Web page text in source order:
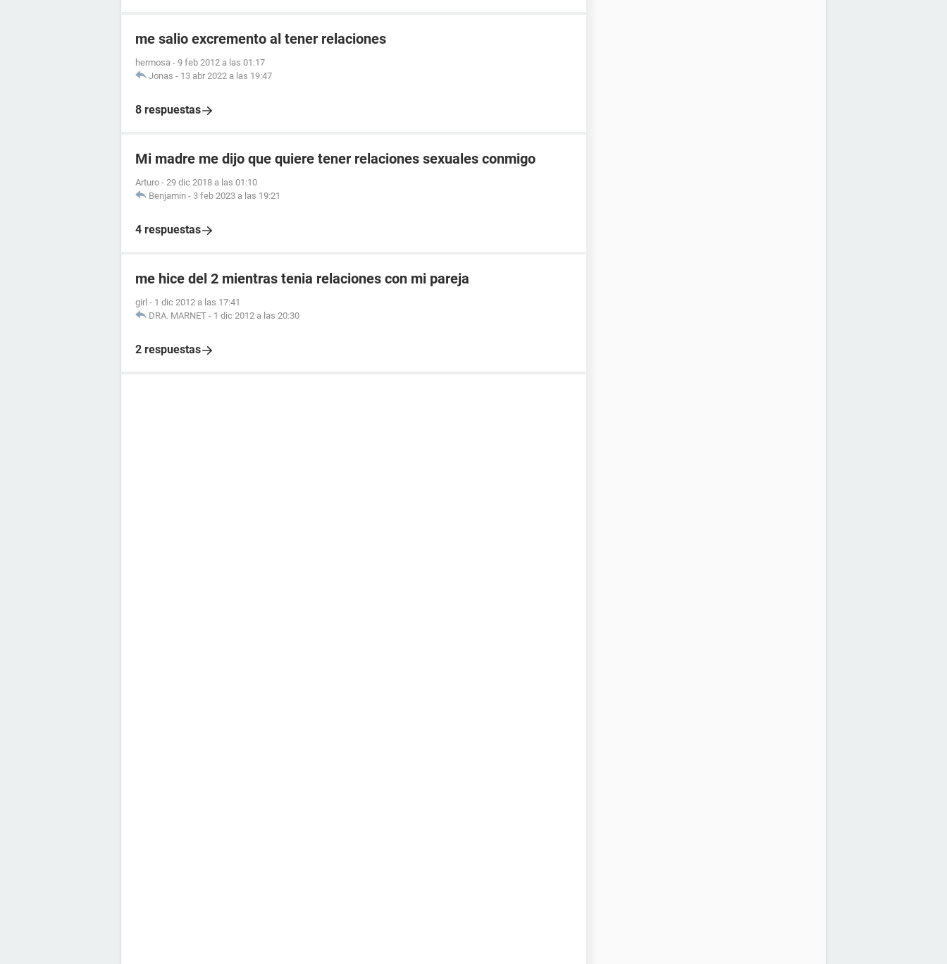
me salio excremento al tener relaciones
hermosa - 9 feb 2012 a las 01:17
Jonas - 13 abr 2022 a las 19:47
8 respuestas
Mi madre me dijo que quiere tener relaciones sexuales conmigo
Arturo - 29 dic 2018 a las 01:10
Benjamin - 3 feb 2023 a las 19:21
4 respuestas
me hice del 2 mientras tenia relaciones con mi pareja
girl - 1 dic 2012 a las 17:41
DRA. MARNET - 1 dic 2012 a las 20:30
2 respuestas